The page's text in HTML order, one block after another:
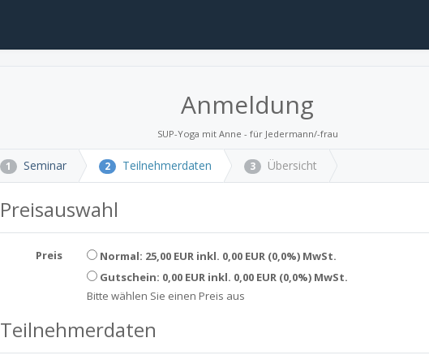
Anmeldung
SUP-Yoga mit Anne - für Jedermann/-frau
1 Seminar 2 Teilnehmerdaten 3 Übersicht
Preisauswahl
Preis
Normal: 25,00 EUR inkl. 0,00 EUR (0,0%) MwSt.
Gutschein: 0,00 EUR inkl. 0,00 EUR (0,0%) MwSt.
Bitte wählen Sie einen Preis aus
Teilnehmerdaten